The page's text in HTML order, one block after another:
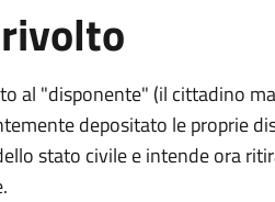
al "disponente" (il cittadino
depositato le proprie
stato civile e intende ora